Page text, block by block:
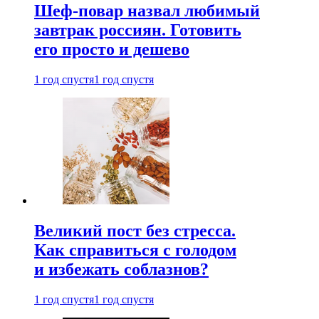
Шеф-повар назвал любимый
завтрак россиян. Готовить
его просто и дешево
1 год спустя1 год спустя
Великий пост без стресса.
Как справиться с голодом
и избежать соблазнов?
1 год спустя1 год спустя